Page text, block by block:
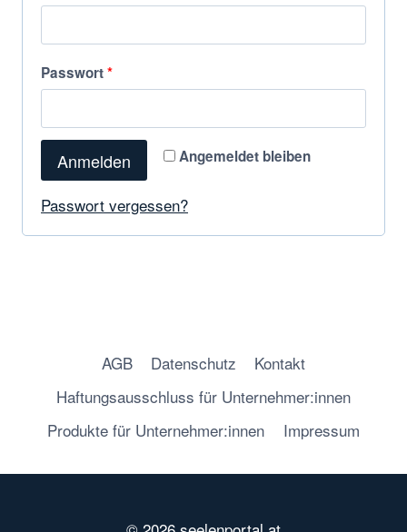
Passwort*
Angemeldet bleiben
Anmelden
Passwort vergessen?
AGB Datenschutz
Kontakt
Haftungsausschluss für Unternehmer:innen
Produkte für Unternehmer:innen
Impressum